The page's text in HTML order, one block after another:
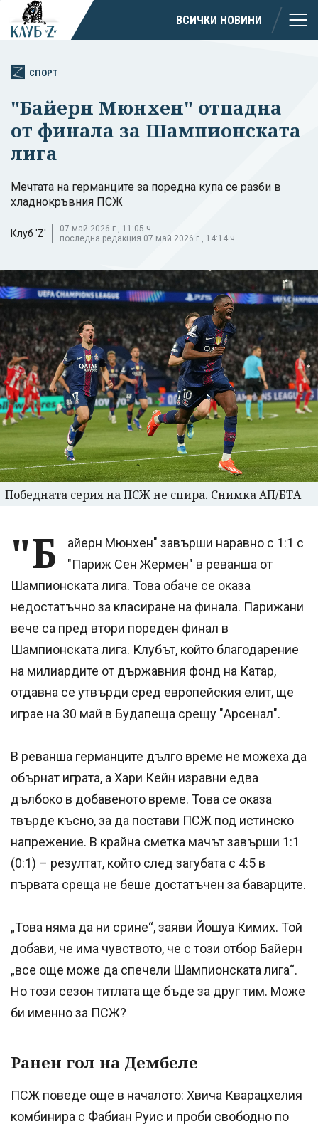
ВСИЧКИ НОВИНИ
СПОРТ
"Байерн Мюнхен" отпадна
от финала за Шампионската
лига
Мечтата на германците за поредна купа се разби в
хладнокръвния ПСЖ
Клуб 'Z'
07 май 2026 г., 11:05 ч.
последна редакция 07 май 2026 г., 14:14 ч.
Победната серия на ПСЖ не спира. Снимка АП/БТА
"Б
айерн Мюнхен" завърши наравно с 1:1 с
"Париж Сен Жермен" в реванша от
Шампионската лига. Това обаче се оказа
недостатъчно за класиране на финала. Парижани
вече са пред втори пореден финал в
Шампионската лига. Клубът, който благодарение
на милиардите от държавния фонд на Катар,
отдавна се утвърди сред европейския елит, ще
играе на 30 май в Будапеща срещу "Арсенал".
В реванша германците дълго време не можеха да
обърнат играта, а Хари Кейн изравни едва
дълбоко в добавеното време. Това се оказа
твърде късно, за да постави ПСЖ под истинско
напрежение. В крайна сметка мачът завърши 1:1
(0:1) – резултат, който след загубата с 4:5 в
първата среща не беше достатъчен за баварците.
„Това няма да ни срине“, заяви Йошуа Кимих. Той
добави, че има чувството, че с този отбор Байерн
„все още може да спечели Шампионската лига“.
Но този сезон титлата ще бъде за друг тим. Може
би именно за ПСЖ?
Ранен гол на Дембеле
ПСЖ поведе още в началото: Хвича Кварацхелия
комбинира с Фабиан Руис и проби свободно по